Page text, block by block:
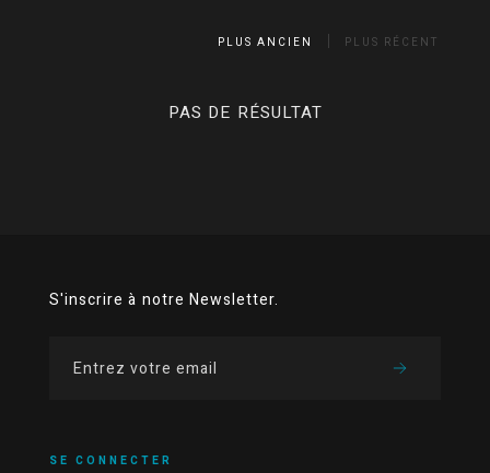
PLUS ANCIEN PLUS RÉCENT
PAS DE RÉSULTAT
S'inscrire à notre Newsletter.
SE CONNECTER